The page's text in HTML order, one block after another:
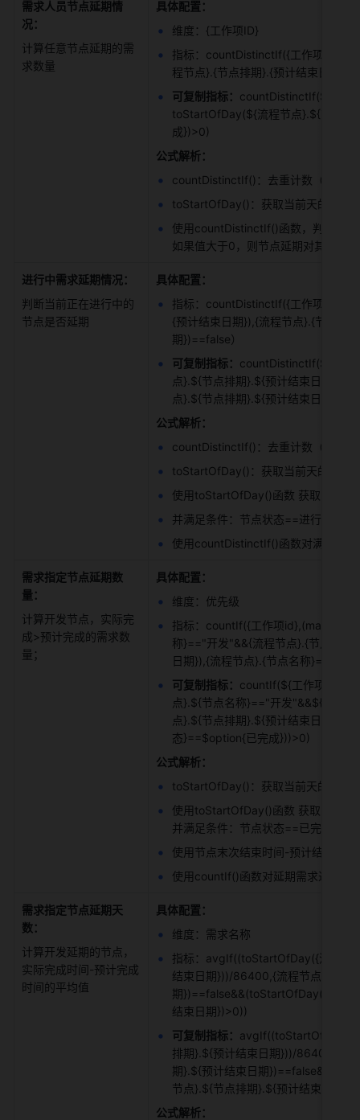
需求人员节点延期情
况：
计算任意节点延期的需
求数量
具体配置：
维度：{工作项ID}
指标：countDistinctIf({工作项
程节点}.{节点排期}.{预计结束日期
可复制指标： countDistinctIf(${工作
toStartOfDay(${流程节点}.${节点排
成})>0)
公式解析：
countDistinctIf()：去重计数（带条
toStartOfDay()：获取当前天的起始
使用countDistinctIf()函数，判断节
如果值大于0，则节点延期对其计数
进行中需求延期情况：
判断当前正在进行中的
节点是否延期
具体配置：
指标：countDistinctIf({工作项
{预计结束日期}),{流程节点}.{节点状
期})==false）
可复制指标： countDistinctIf(${工作
点}.${节点排期}.${预计结束日期
点}.${节点排期}.${预计结束日期
公式解析：
countDistinctIf()：去重计数（带条
toStartOfDay()：获取当前天的起始
使用toStartOfDay()函数 获取 今天
并满足条件：节点状态==进行中，
使用countDistinctIf()函数对满足以
需求指定节点延期数
量：
计算开发节点，实际完
成>预计完成的需求数
量；
具体配置：
维度：优先级
指标：countIf({工作项
称}=="开发"&&{流程节点}.{节点状
日期}),{流程节点}.{节点名称}=="开
可复制指标： countIf(${工作项
点}.${节点名称}=="开发"&&${流程
点}.${节点排期}.${预计结束日期
态}==$option{已完成}))>0)
公式解析：
toStartOfDay()：获取当前天的起始
使用toStartOfDay()函数 获取【节点
并满足条件：节点状态==已完成，
使用节点末次结束时间-预计结束日
使用countIf()函数对延期需求进行计
需求指定节点延期天
数：
计算开发延期的节点，
实际完成时间-预计完成
时间的平均值
具体配置：
维度：需求名称
指标：avgIf((toStartOfDay({流程节
结束日期}))/86400,{流程节点}.{节点
期})==false&&(toStartOfDay({流程
结束日期})>0))
可复制指标：
排期}.${预计结束日期}))/86400,${
期}.${预计结束日期
节点}.${节点排期}.${预计结束日期
公式解析：